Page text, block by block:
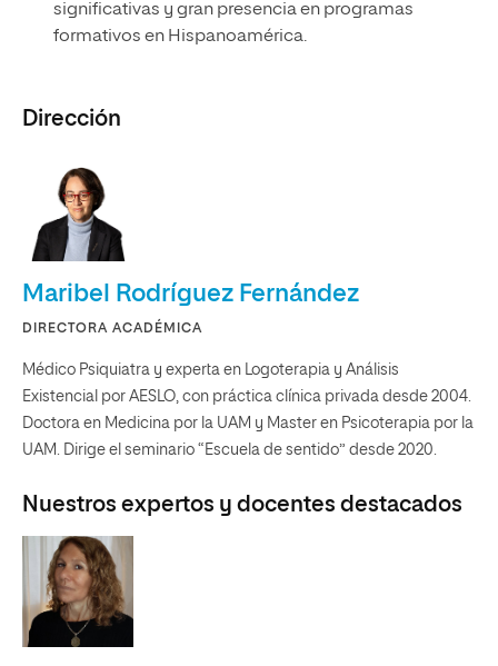
significativas y gran presencia en programas
formativos en Hispanoamérica.
Dirección
Maribel Rodríguez Fernández
DIRECTORA ACADÉMICA
Médico Psiquiatra y experta en Logoterapia y Análisis
Existencial por AESLO, con práctica clínica privada desde 2004.
Doctora en Medicina por la UAM y Master en Psicoterapia por la
UAM. Dirige el seminario “Escuela de sentido” desde 2020.
Nuestros expertos y docentes destacados